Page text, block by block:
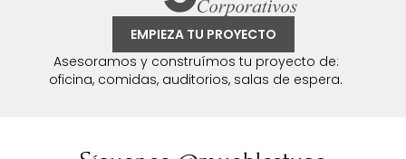
EMPIEZA TU PROYECTO
Asesoramos y construímos tu proyecto de:
oficina, comidas, auditorios, salas de espera.